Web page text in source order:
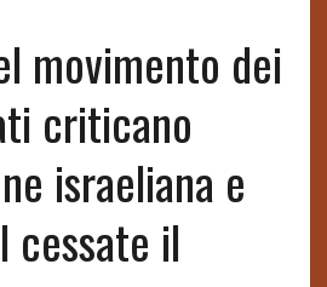
movimento dei
criticano
israeliana e
cessate il